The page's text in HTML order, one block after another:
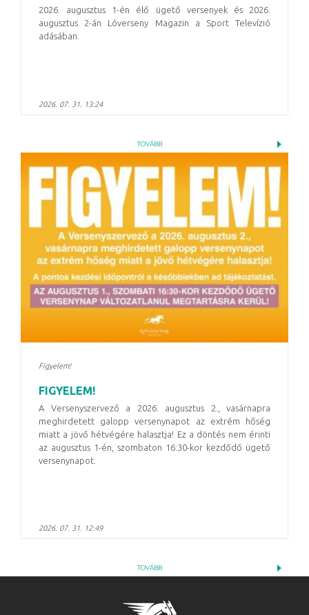
2026. augusztus 1-én élő ügető versenyek és 2026.
augusztus 2-án Lóverseny Magazin a Sport Televízió
adásában.
2026. 07. 31. 13:24
TOVÁBB
Figyelem!
FIGYELEM!
A Versenyszervező a 2026. augusztus 2., vasárnapra
meghirdetett galopp versenynapot az extrém hőség
miatt a jövő hétvégére halasztja! Ez a döntés nem érinti
az augusztus 1-én, szombaton 16:30-kor kezdődő ügető
versenynapot.
2026. 07. 31. 12:49
TOVÁBB